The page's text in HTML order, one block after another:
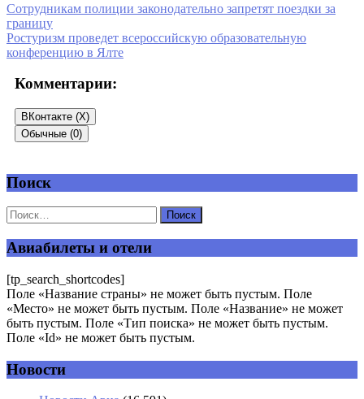
Сотрудникам полиции законодательно запретят поездки за
границу
Ростуризм проведет всероссийскую образовательную
конференцию в Ялте
Комментарии:
ВКонтакте (X)
Обычные (0)
Добавить комментарий
Ваш адрес email не будет опубликован.
Имя *
Поиск
Авиабилеты и отели
[tp_search_shortcodes]
Поле «Название страны» не может быть пустым. Поле
«Место» не может быть пустым. Поле «Название» не может
быть пустым. Поле «Тип поиска» не может быть пустым.
Поле «Id» не может быть пустым.
Новости